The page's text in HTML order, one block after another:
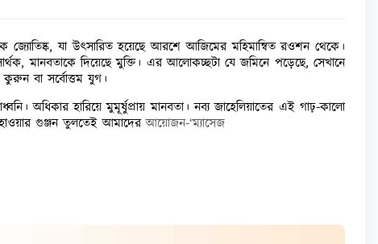
যা উৎসারিত হয়েছে আরশে আজিমের মহিমান্বিত রওশন থেকে।
মানবতাকে দিয়েছে মুক্তি। এর আলোকচ্ছটা যে জমিনে পড়েছে, সেখানে
বা সর্বোত্তম যুগ।
হারিয়ে মুমূর্ষুপ্রায় মানবতা। নব্য জাহেলিয়াতের এই গাঢ়-কালো
গুঞ্জন তুলতেই আমাদেরআয়োজন-‘ম্যাসেজ